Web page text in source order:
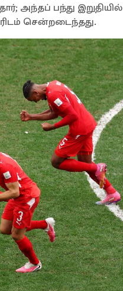
அந்தப் பந்து இறுதியில்
சென்றடைந்தது.